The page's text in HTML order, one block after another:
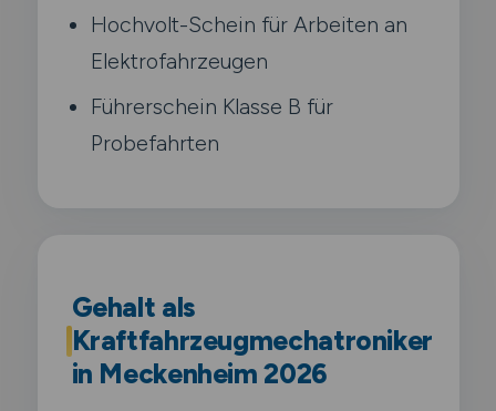
Hochvolt-Schein für Arbeiten an
Elektrofahrzeugen
Führerschein Klasse B für
Probefahrten
Gehalt als
Kraftfahrzeugmechatroniker
in Meckenheim 2026